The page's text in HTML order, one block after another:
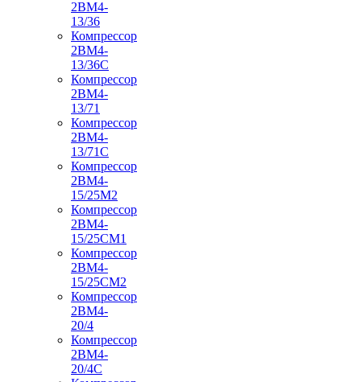
2ВМ4-
13/36
Компрессор
2ВМ4-
13/36С
Компрессор
2ВМ4-
13/71
Компрессор
2ВМ4-
13/71С
Компрессор
2ВМ4-
15/25М2
Компрессор
2ВМ4-
15/25СМ1
Компрессор
2ВМ4-
15/25СМ2
Компрессор
2ВМ4-
20/4
Компрессор
2ВМ4-
20/4С